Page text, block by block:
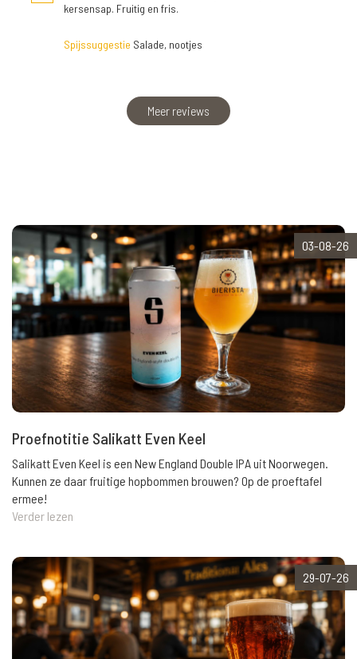
kersensap. Fruitig en fris.
Spijssuggestie Salade, nootjes
Meer reviews
03-08-26
Proefnotitie Salikatt Even Keel
Salikatt Even Keel is een New England Double IPA uit Noorwegen.
Kunnen ze daar fruitige hopbommen brouwen? Op de proeftafel
ermee!
Verder lezen
29-07-26